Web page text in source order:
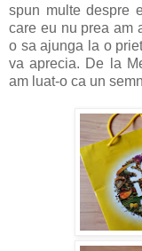
spun multe despre
care eu nu prea am
o sa ajunga la o
va aprecia. De la
am luat-o ca un